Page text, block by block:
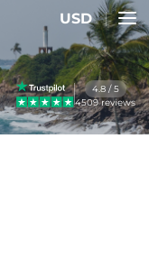
USD
4.8 / 5
4509 reviews